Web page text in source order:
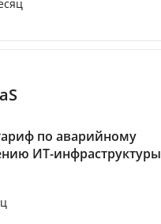
по аварийному
ИТ-инфраструктуры